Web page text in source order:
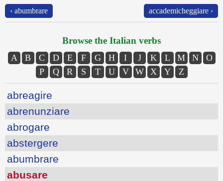
‹ abumbrare accademicheggiare ›
Browse the Italian verbs
A B C D E F G H I J K L M N
O
P
Q R S T U V W X Y Z
abreagire
abrenunziare
abrogare
abstergere
abumbrare
abusare